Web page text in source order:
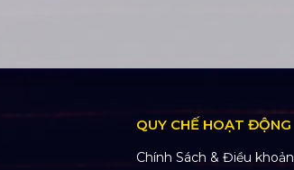
QUY CHẾ HOẠT ĐỘNG
Chính Sách & Điều khoản